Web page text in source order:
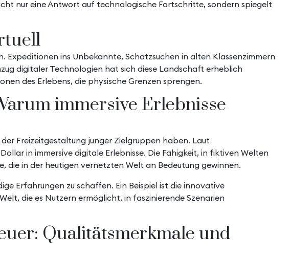
nur eine Antwort auf technologische Fortschritte, sondern spiegelt
ins Unbekannte, Schatzsuchen in alten Klassenzimmern
digitaler Technologien hat sich diese Landschaft erheblich
des Erlebens, die physische Grenzen sprengen.
immersive Erlebnisse
Freizeitgestaltung junger Zielgruppen haben. Laut
in immersive digitale Erlebnisse. Die Fähigkeit, in fiktiven Welten
die in der heutigen vernetzten Welt an Bedeutung gewinnen.
Erfahrungen zu schaffen. Ein Beispiel ist die innovative
die es Nutzern ermöglicht, in faszinierende Szenarien
Qualitätsmerkmale und